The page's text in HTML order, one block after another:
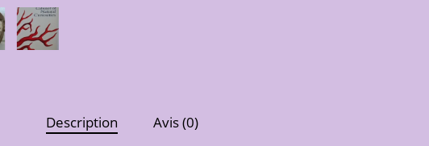
Description Avis (0)